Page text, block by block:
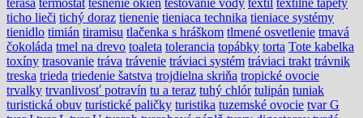
terasa termostat tesnenie okien testovanie vody textil textilné tapety
ticho lieči tichý doraz tienenie tieniaca technika tieniace systémy
tienidlo timián tiramisu tlačenka s hráškom tlmené osvetlenie tmavá
čokoláda tmel na drevo toaleta tolerancia topábky torta Tote kabelka
toxíny trasovanie tráva trávenie tráviaci systém tráviaci trakt trávnik
treska trieda triedenie šatstva trojdielna skriňa tropické ovocie
trvalky trvanlivosť potravín tu a teraz tuhý chlór tulipán tuniak
turistická obuv turistické paličky turistika tuzemské ovocie tvar G